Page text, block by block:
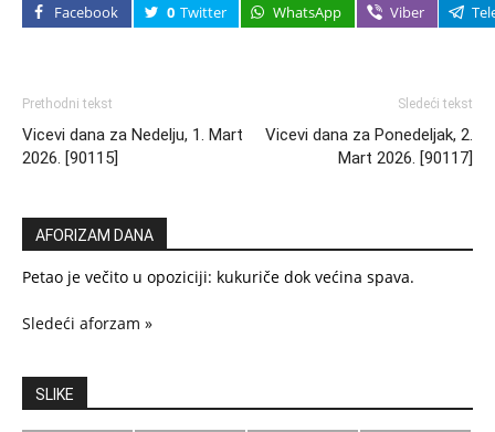
Facebook 0 Twitter WhatsApp Viber
Prethodni tekst
Vicevi dana za Nedelju, 1. Mart
2026. [90115]
Sledeći tekst
Vicevi dana za Ponedeljak, 2.
Mart 2026. [90117]
AFORIZAM DANA
Petao je večito u opoziciji: kukuriče dok većina spava.
Sledeći aforzam »
SLIKE